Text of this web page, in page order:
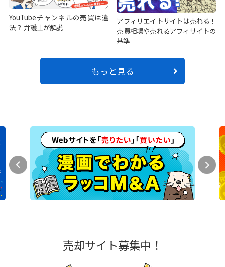
YouTubeチャンネルの売買は違
法？ 弁護士が解説
アフィリエイトサイトは売れる！
売買相場や売れるアフィサイトの
基準
もっと見る
売却サイト募集中！